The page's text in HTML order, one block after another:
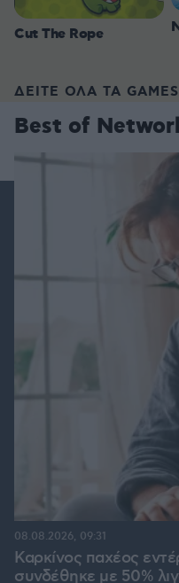
Cut The Rope
ΔΕΙΤΕ ΟΛΑ ΤΑ GAMES
Best of
Καρκίνος παχέος
συνδέθηκε με 50%
08.08.2026, 09:31